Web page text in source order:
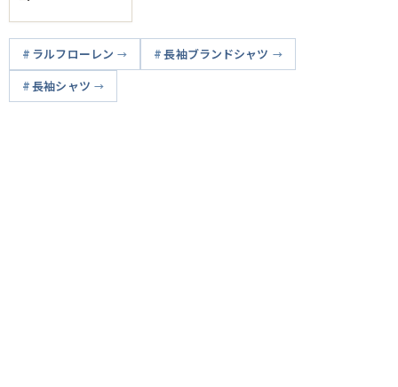
ラルフローレン
長袖ブランドシャツ
長袖シャツ